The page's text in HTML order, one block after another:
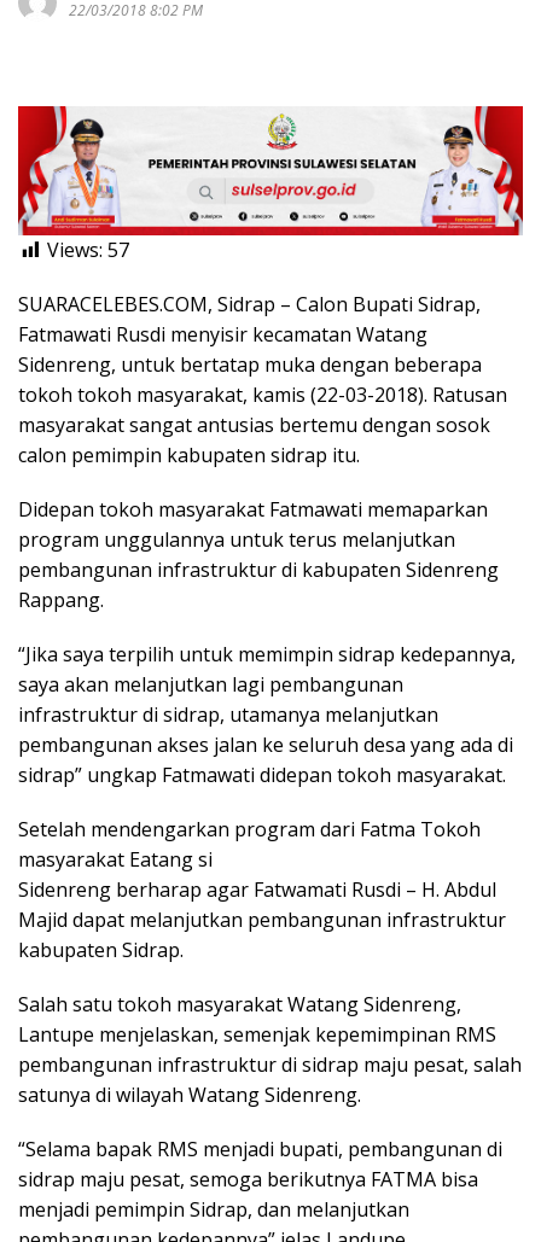
22/03/2018 8:02 PM
Views: 57
SUARACELEBES.COM, Sidrap – Calon Bupati Sidrap,
Fatmawati Rusdi menyisir kecamatan Watang
Sidenreng, untuk bertatap muka dengan beberapa
tokoh tokoh masyarakat, kamis (22-03-2018). Ratusan
masyarakat sangat antusias bertemu dengan sosok
calon pemimpin kabupaten sidrap itu.
Didepan tokoh masyarakat Fatmawati memaparkan
program unggulannya untuk terus melanjutkan
pembangunan infrastruktur di kabupaten Sidenreng
Rappang.
“Jika saya terpilih untuk memimpin sidrap kedepannya,
saya akan melanjutkan lagi pembangunan
infrastruktur di sidrap, utamanya melanjutkan
pembangunan akses jalan ke seluruh desa yang ada di
sidrap” ungkap Fatmawati didepan tokoh masyarakat.
Setelah mendengarkan program dari Fatma Tokoh
masyarakat Eatang si
Sidenreng berharap agar Fatwamati Rusdi – H. Abdul
Majid dapat melanjutkan pembangunan infrastruktur
kabupaten Sidrap.
Salah satu tokoh masyarakat Watang Sidenreng,
Lantupe menjelaskan, semenjak kepemimpinan RMS
pembangunan infrastruktur di sidrap maju pesat, salah
satunya di wilayah Watang Sidenreng.
“Selama bapak RMS menjadi bupati, pembangunan di
sidrap maju pesat, semoga berikutnya FATMA bisa
menjadi pemimpin Sidrap, dan melanjutkan